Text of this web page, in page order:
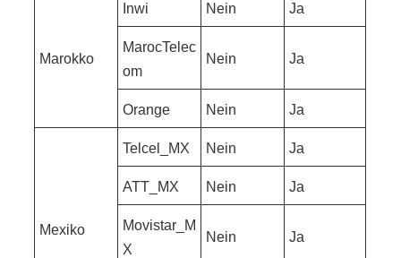
Marokko
Inwi Nein Ja
MarocTelec
om
Nein Ja
Orange Nein Ja
Mexiko
Telcel_MX Nein Ja
ATT_MX Nein Ja
Movistar_M
X
Nein Ja